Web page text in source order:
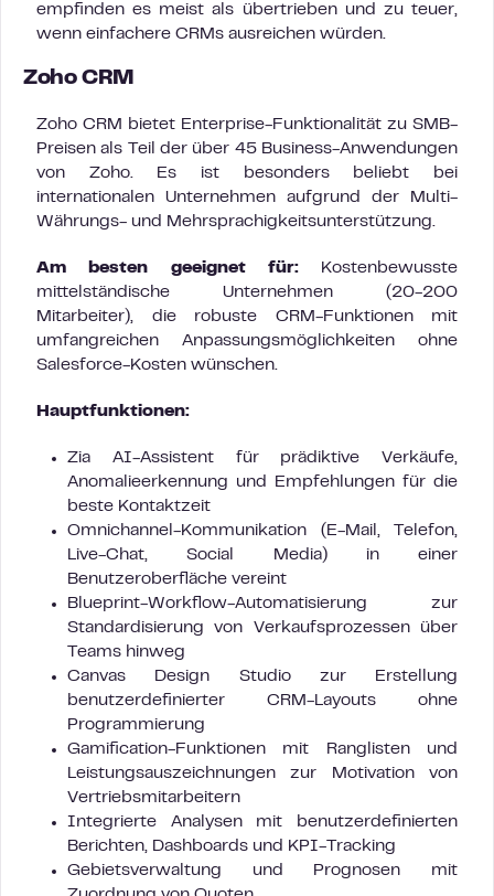
empfinden es meist als übertrieben und zu teuer,
wenn einfachere CRMs ausreichen würden.
Zoho CRM
Zoho CRM bietet Enterprise-Funktionalität zu SMB-
Preisen als Teil der über 45 Business-Anwendungen
von Zoho. Es ist besonders beliebt bei
internationalen Unternehmen aufgrund der Multi-
Währungs- und Mehrsprachigkeitsunterstützung.
Am besten geeignet für:Kostenbewusste
mittelständische Unternehmen (20-200
Mitarbeiter), die robuste CRM-Funktionen mit
umfangreichen Anpassungsmöglichkeiten ohne
Salesforce-Kosten wünschen.
Hauptfunktionen:
Zia AI-Assistent für prädiktive Verkäufe,
Anomalieerkennung und Empfehlungen für die
beste Kontaktzeit
Omnichannel-Kommunikation (E-Mail, Telefon,
Live-Chat, Social Media) in einer
Benutzeroberfläche vereint
Blueprint-Workflow-Automatisierung zur
Standardisierung von Verkaufsprozessen über
Teams hinweg
Canvas Design Studio zur Erstellung
benutzerdefinierter CRM-Layouts ohne
Programmierung
Gamification-Funktionen mit Ranglisten und
Leistungsauszeichnungen zur Motivation von
Vertriebsmitarbeitern
Integrierte Analysen mit benutzerdefinierten
Berichten, Dashboards und KPI-Tracking
Gebietsverwaltung und Prognosen mit